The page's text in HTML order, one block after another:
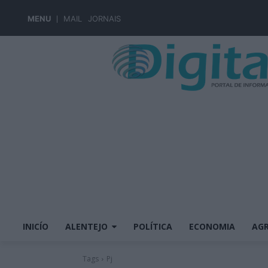
MENU MAIL JORNAIS
INICÍO ALENTEJO POLÍTICA ECONOMIA
Tags Pj